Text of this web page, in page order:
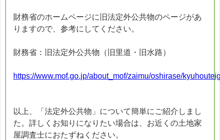
財務省のホームページに旧法定外公共物のページがあ
りますので、参考にしてください。
財務省：旧法定外公共物（旧里道・旧水路）
https://www.mof.go.jp/about_mof/zaimu/oshirase/
以上、「法定外公共物」について簡単にご紹介しまし
た。詳しくお知りになりたい場合は、お近くの土地家
屋調査士におたずねください。